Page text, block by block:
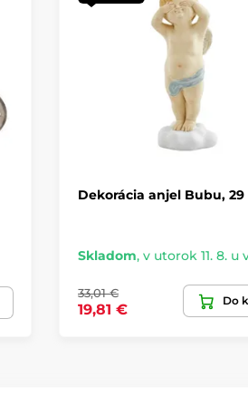
Dekorácia anjel Bubu, 29
Skladom, v utorok 11. 8. u
33,01 €
19,81 €
Do